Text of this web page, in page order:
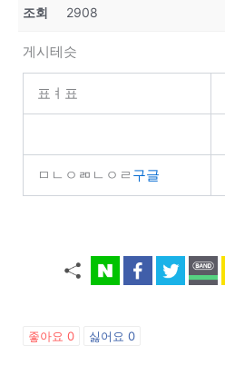
조회 2908
게시테슷
표ㅕ표
ㅁㄴㅇㄻㄴㅇㄹ 구글
좋아요 0 싫어요 0